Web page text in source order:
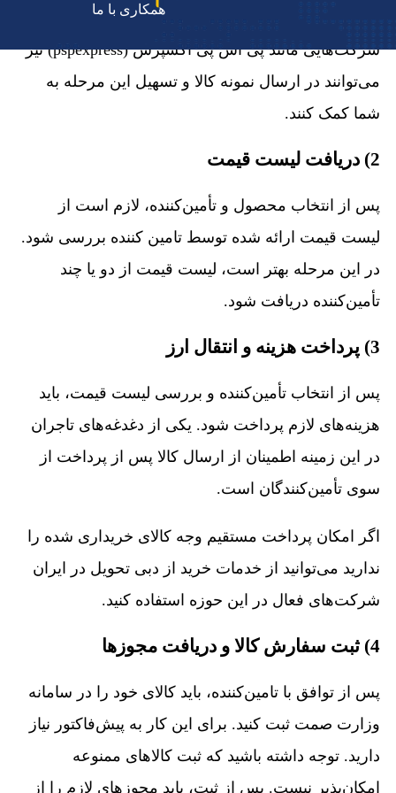
همکاری با ما
شرکت‌هایی مانند پی‌ اس‌ پی اکسپرس(pspexpress)نیز
می‌توانند در ارسال نمونه کالا و تسهیل این مرحله به
شما کمک کنند.
2) دریافت لیست قیمت
پس از انتخاب محصول و تأمین‌کننده، لازم است از
لیست قیمت ارائه شده توسط تامین کننده بررسی شود.
در این مرحله بهتر است، لیست قیمت از دو یا چند
تأمین‌کننده دریافت شود.
3) پرداخت هزینه و انتقال ارز
پس از انتخاب تأمین‌کننده و بررسی لیست قیمت، باید
هزینه‌های لازم پرداخت شود. یکی از دغدغه‌های تاجران
در این زمینه اطمینان از ارسال کالا پس از پرداخت از
سوی تأمین‌کنندگان است.
اگر امکان پرداخت مستقیم وجه کالای خریداری شده را
ندارید می‌توانید از خدمات خرید از دبی تحویل در ایران
شرکت‌های فعال در این حوزه استفاده کنید.
4) ثبت سفارش کالا و دریافت مجوزها
پس از توافق با تامین‌کننده، باید کالای خود را در سامانه
وزارت صمت ثبت کنید. برای این کار به پیش‌فاکتور نیاز
دارید. توجه داشته باشید که ثبت کالاهای ممنوعه
امکان‌پذیر نیست. پس از ثبت، باید مجوزهای لازم را از